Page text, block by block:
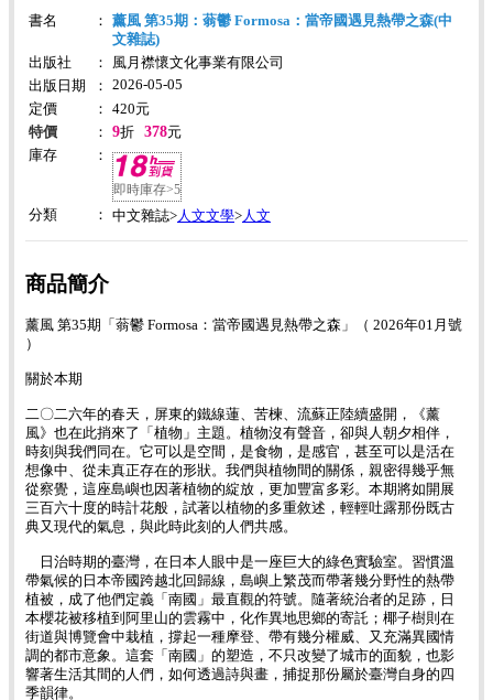
書名 ：
薰風 第35期：蓊鬱 Formosa：當帝國遇見熱帶之森(中
文雜誌)
出版社
：
風月襟懷文化事業有限公司
出版日期
：
2026-05-05
定價
： 420元
特價
： 9折 378元
庫存
：
即時庫存>5
分類
： 中文雜誌> 人文文學> 人文
商品簡介
薰風 第35期「蓊鬱 Formosa：當帝國遇見熱帶之森」（ 2026年01月號
）
關於本期
二〇二六年的春天，屏東的鐵線蓮、苦楝、流蘇正陸續盛開，《薰
風》也在此捎來了「植物」主題。植物沒有聲音，卻與人朝夕相伴，
時刻與我們同在。它可以是空間，是食物，是感官，甚至可以是活在
想像中、從未真正存在的形狀。我們與植物間的關係，親密得幾乎無
從察覺，這座島嶼也因著植物的綻放，更加豐富多彩。本期將如開展
三百六十度的時計花般，試著以植物的多重敘述，輕輕吐露那份既古
典又現代的氣息，與此時此刻的人們共感。
日治時期的臺灣，在日本人眼中是一座巨大的綠色實驗室。習慣溫
帶氣候的日本帝國跨越北回歸線，島嶼上繁茂而帶著幾分野性的熱帶
植被，成了他們定義「南國」最直觀的符號。隨著統治者的足跡，日
本櫻花被移植到阿里山的雲霧中，化作異地思鄉的寄託；椰子樹則在
街道與博覽會中栽植，撐起一種摩登、帶有幾分權威、又充滿異國情
調的都市意象。這套「南國」的塑造，不只改變了城市的面貌，也影
響著生活其間的人們，如何透過詩與畫，捕捉那份屬於臺灣自身的四
季韻律。